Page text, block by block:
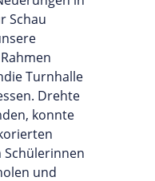
Schau
Turnhalle
Drehte
konnte
Schülerinnen
und